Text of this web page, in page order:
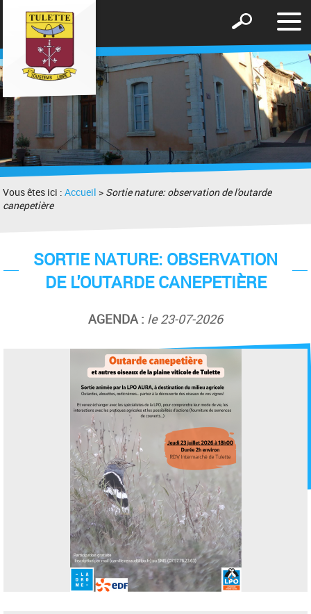
le
Afficher
formulaire
de
recherche
Vous êtes ici :Accueil > Sortie nature: observation de l'outarde
canepetière
SORTIE NATURE: OBSERVATION
DE L'OUTARDE CANEPETIÈRE
AGENDA : le 23-07-2026